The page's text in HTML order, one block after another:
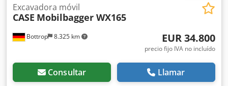
Bottrop 8.325 km
Excavadora móvil
CASE Mobilbagger WX165
EUR 34.800
precio fijo IVA no incluído
Consultar Llamar